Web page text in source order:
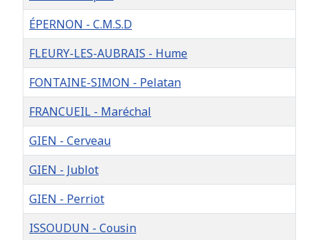
ÉPERNON - C.M.S.D
FLEURY-LES-AUBRAIS - Hume
FONTAINE-SIMON - Pelatan
FRANCUEIL - Maréchal
GIEN - Cerveau
GIEN - Jublot
GIEN - Perriot
ISSOUDUN - Cousin